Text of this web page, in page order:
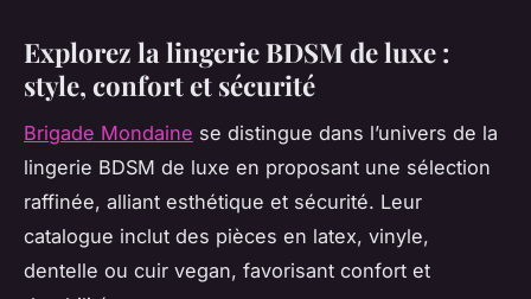
Explorez la lingerie BDSM de luxe :
style, confort et sécurité
Brigade Mondaine se distingue dans l’univers de la
lingerie BDSM de luxe en proposant une sélection
raffinée, alliant esthétique et sécurité. Leur
catalogue inclut des pièces en latex, vinyle,
dentelle ou cuir vegan, favorisant confort et